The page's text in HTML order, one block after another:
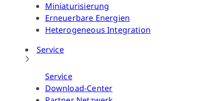
Miniaturisierung
Erneuerbare Energien
Heterogeneous Integration
Service
Service
Download-Center